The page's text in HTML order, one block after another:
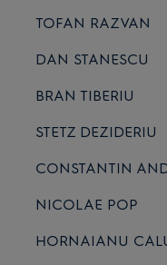
TOFAN RAZVAN
DAN STANESCU
BRAN TIBERIU
STETZ DEZIDERIU
CONSTANTIN
NICOLAE POP
HORNAIANU